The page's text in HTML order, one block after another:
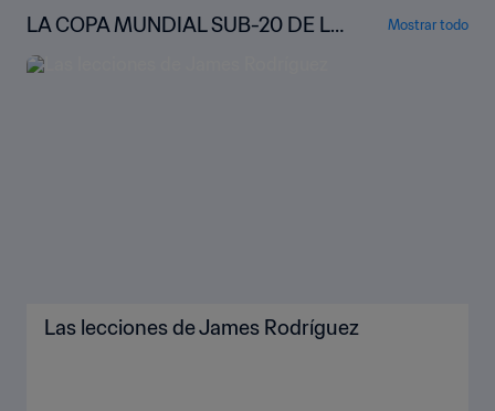
LA COPA MUNDIAL SUB-20 DE LA
FIFA™ BAJO LA LUPA
Mostrar todo
Las lecciones de James Rodríguez